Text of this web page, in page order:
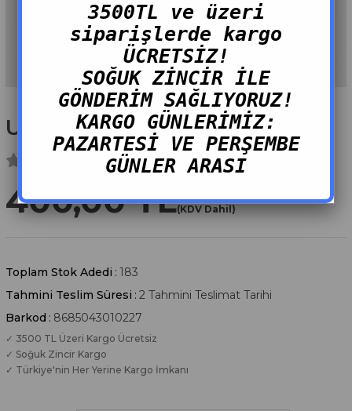
Uskumru Çiroz Marine
400,00 TL(KDV Dahil)
Toplam Stok Adedi : 183
Tahmini Teslim Süresi : 2 Tahmini Teslimat Tarihi
Barkod : 8685043010227
✓ 3500 TL Üzeri Kargo Ücretsiz
✓ Soğuk Zincir Kargo
✓ Türkiye'nin Her Yerine Kargo İmkanı
3500TL ve üzeri
siparişlerde kargo
ÜCRETSİZ!
SOĞUK ZİNCİR İLE
GÖNDERİM SAĞLIYORUZ!
KARGO GÜNLERİMİZ:
PAZARTESİ VE PERŞEMBE
GÜNLER ARASI